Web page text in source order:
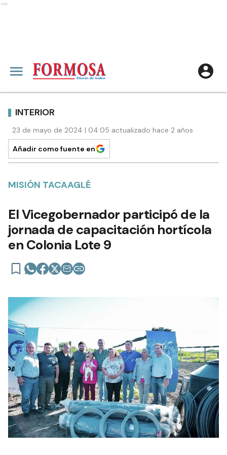
Ads
INTERIOR
23 de mayo de 2024 | 04:05 actualizado hace 2 años
Añadir como fuente en
MISIÓN TACAAGLÉ
El Vicegobernador participó de la
jornada de capacitación hortícola
en Colonia Lote 9